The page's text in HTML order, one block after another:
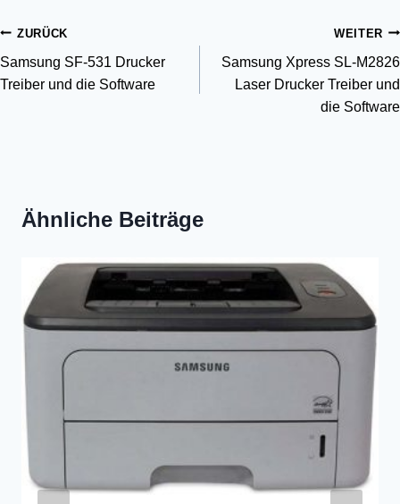
Beitragsnavigation
ZURÜCK
Samsung SF-531 Drucker
Treiber und die Software
WEITER
Samsung Xpress SL-M2826
Laser Drucker Treiber und
die Software
Ähnliche Beiträge